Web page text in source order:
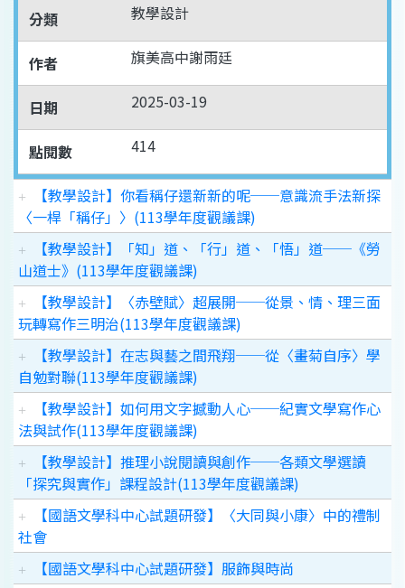
分類 教學設計
作者 旗美高中謝雨廷
日期 2025-03-19
點閱數 414
【教學設計】你看稱仔還新新的呢──意識流手法新探
〈一桿「稱仔」〉(113學年度觀議課)
【教學設計】「知」道、「行」道、「悟」道──《勞
山道士》(113學年度觀議課)
【教學設計】〈赤壁賦〉超展開──從景、情、理三面
玩轉寫作三明治(113學年度觀議課)
【教學設計】在志與藝之間飛翔──從〈畫菊自序〉學
自勉對聯(113學年度觀議課)
【教學設計】如何用文字撼動人心──紀實文學寫作心
法與試作(113學年度觀議課)
【教學設計】推理小說閱讀與創作──各類文學選讀
「探究與實作」課程設計(113學年度觀議課)
【國語文學科中心試題研發】〈大同與小康〉中的禮制
社會
【國語文學科中心試題研發】服飾與時尚